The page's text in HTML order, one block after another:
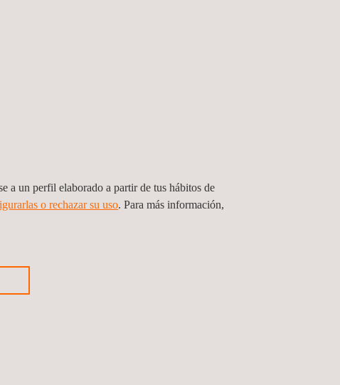
la compañía quedó entre las cinco mejores
allá de los estándares.
a un perfil elaborado a partir de tus hábitos de
o rechazar su uso. Para más información,